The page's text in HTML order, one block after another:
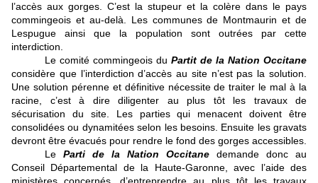
l’accès aux gorges. C’est la stupeur et la colère dans le pays
commingeois et au-delà. Les communes de Montmaurin et de
Lespugue ainsi que la population sont outrées par cette
interdiction.
Le comité commingeois duPartit de la Nation Occitane
considère que l’interdiction d’accès au site n’est pas la solution.
Une solution pérenne et définitive nécessite de traiter le mal à la
racine, c’est à dire diligenter au plus tôt les travaux de
sécurisation du site. Les parties qui menacent doivent être
consolidées ou dynamitées selon les besoins. Ensuite les gravats
devront être évacués pour rendre le fond des gorges accessibles.
LeParti de la Nation Occitane demande donc au
Conseil Départemental de la Haute-Garonne, avec l’aide des